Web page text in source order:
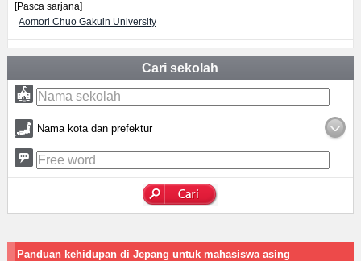
[Pasca sarjana]
Aomori Chuo Gakuin University
Cari sekolah
Nama kota dan prefektur
Panduan kehidupan di Jepang untuk mahasiswa asing